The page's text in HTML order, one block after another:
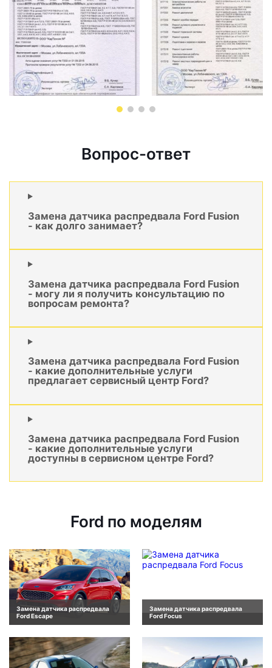
Вопрос-ответ
Замена датчика распредвала Ford Fusion
- как долго занимает?
Замена датчика распредвала Ford Fusion
- могу ли я получить консультацию по
вопросам ремонта?
Замена датчика распредвала Ford Fusion
- какие дополнительные услуги
предлагает сервисный центр Ford?
Замена датчика распредвала Ford Fusion
- какие дополнительные услуги
доступны в сервисном центре Ford?
Ford по моделям
Замена датчика распредвала
Ford Escape
Замена датчика распредвала
Ford Focus